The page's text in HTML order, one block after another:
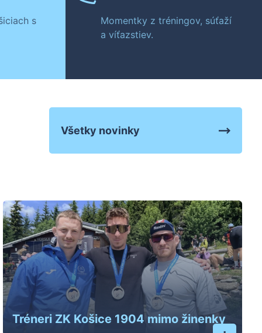
s
Momentky z tréningov, súťaží
a víťazstiev.
Všetky novinky
Tréneri ZK Košice 1904 mimo žinenky